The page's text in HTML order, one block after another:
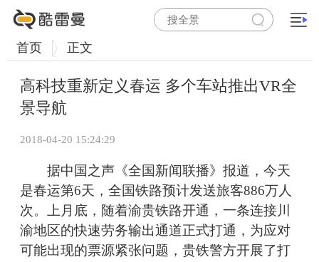
首页 正文
高科技重新定义春运 多个车站推出VR全
景导航
2018-04-20 15:24:29
据中国之声《全国新闻联播》报道，今天
是春运第6天，全国铁路预计发送旅客886万人
次。上月底，随着渝贵铁路开通，一条连接川
渝地区的快速劳务输出通道正式打通，为应对
可能出现的票源紧张问题，贵铁警方开展了打